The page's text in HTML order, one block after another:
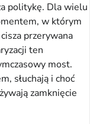
politykę. Dla wielu
w którym
przerywana
ten
most.
słuchają i choć
zamknięcie